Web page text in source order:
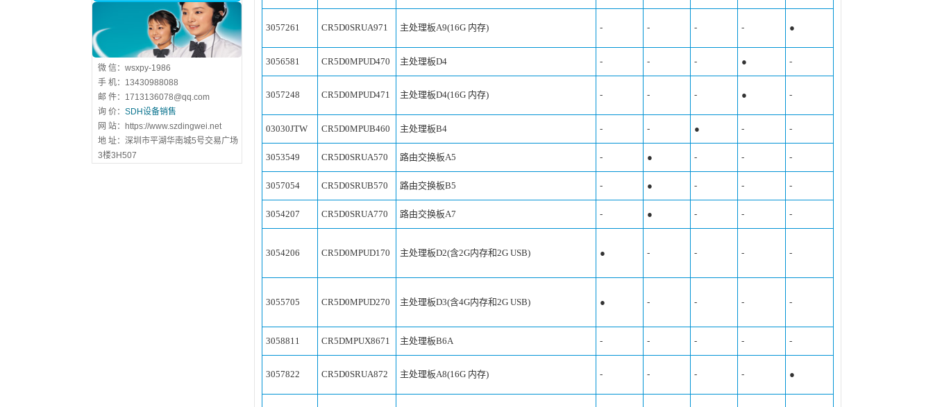
微 信：wsxpy-1986
手 机：13430988088
邮 件：1713136078@qq.com
询 价： SDH设备销售
网 站：https://www.szdingwei.net
地 址：深圳市平湖华南城5号交易广场
3楼3H507
3057261 CR5D0SRUA971 主处理板A9(16G 内存) - - - - ●
3056581 CR5D0MPUD470 主处理板D4 - - - ● -
3057248 CR5D0MPUD471 主处理板D4(16G 内存) - - - ● -
03030JTW CR5D0MPUB460 主处理板B4 - - ● - -
3053549 CR5D0SRUA570 路由交换板A5 - ● - - -
3057054 CR5D0SRUB570 路由交换板B5 - ● - - -
3054207 CR5D0SRUA770 路由交换板A7 - ● - - -
3054206 CR5D0MPUD170 主处理板D2(含2G内存和2G USB) ● - - - -
3055705 CR5D0MPUD270 主处理板D3(含4G内存和2G USB) ● - - - -
3058811 CR5DMPUX8671 主处理板B6A - - - - -
3057822 CR5D0SRUA872 主处理板A8(16G 内存) - - - - ●